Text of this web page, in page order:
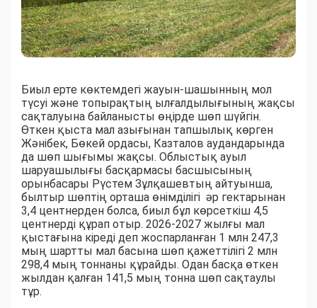
Биыл ерте көктемдегі жауын-шашынның мол
түсуі және топырақтың ылғалдылығының жақсы
сақталуына байланысты өңірде шөп шүйгін.
Өткен қыста мал азығынан тапшылық көрген
Жәнібек, Бөкей ордасы, Казталов аудандарында
да шөп шығымы жақсы. Облыстық ауыл
шаруашылығы басқармасы басшысының
орынбасары Рүстем Зұлқашевтың айтуынша,
былтыр шөптің орташа өнімділігі әр гектарынан
3,4 центнерден болса, биыл бұл көрсеткіш 4,5
центнерді құрап отыр. 2026-2027 жылғы мал
қыстағына кіреді деп жоспарланған 1 млн 247,3
мың шартты мал басына шөп қажеттілігі 2 млн
298,4 мың тоннаны құрайды. Одан басқа өткен
жылдан қалған 141,5 мың тонна шөп сақтаулы
тұр.